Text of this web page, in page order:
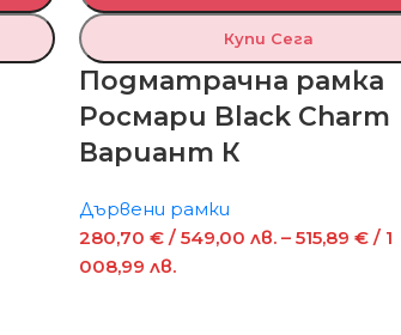
Купи Сега
Подматрачна рамка
Росмари Black Charm
Вариант К
Дървени рамки
280,70 € / 549,00 лв. – 515,89 € / 1
008,99 лв.